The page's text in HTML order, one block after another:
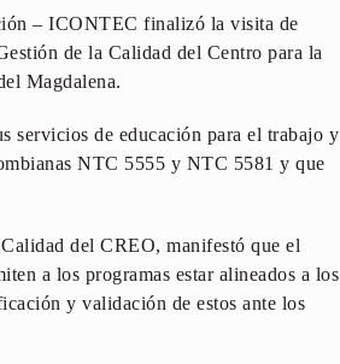
– ICONTEC finalizó la visita de
de la Calidad del Centro para la
Magdalena.
servicios de educación para el trabajo y
NTC 5555 y NTC 5581 y que
del CREO, manifestó que el
a los programas estar alineados a los
y validación de estos ante los